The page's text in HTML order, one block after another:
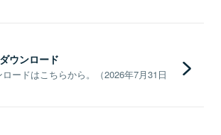
ウンロード
ードはこちらから。（2026年7月31日